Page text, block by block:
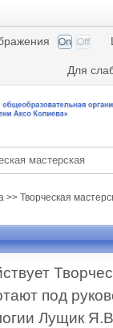
Для
>> Творческая
под
Лущик